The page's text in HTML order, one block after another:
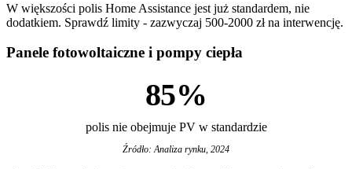
W większości polis Home Assistance jest już standardem, nie
dodatkiem. Sprawdź limity - zazwyczaj 500-2000 zł na interwencję.
Panele fotowoltaiczne i pompy ciepła
85%
polis nie obejmuje PV w standardzie
Źródło: Analiza rynku, 2024